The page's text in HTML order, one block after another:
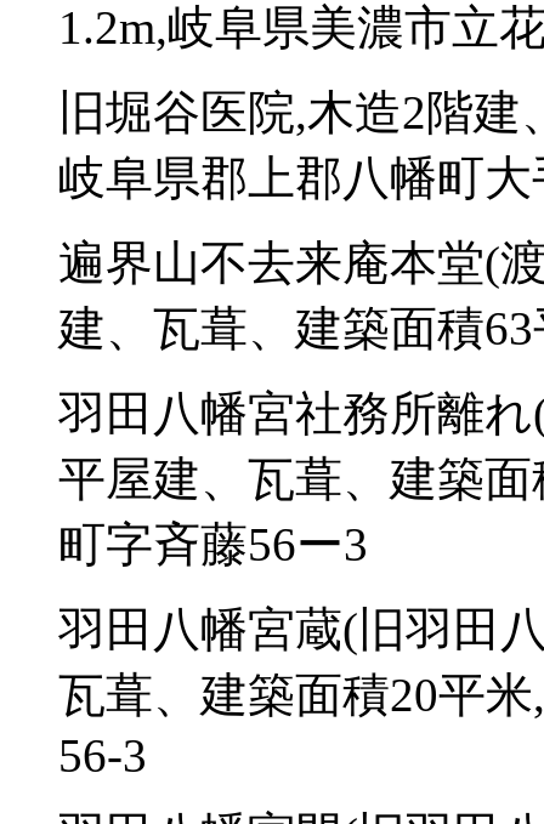
1.2m,岐阜県美濃市立
旧堀谷医院,木造2階
岐阜県郡上郡八幡町大
遍界山不去来庵本堂(
建、瓦葺、建築面積
羽田八幡宮社務所離
平屋建、瓦葺、建築
町字斉藤56ー3
羽田八幡宮蔵(旧羽田
瓦葺、建築面積20平
56-3